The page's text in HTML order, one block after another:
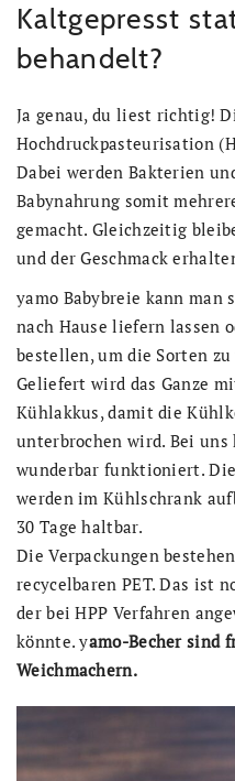
Kaltgepresst
behandelt?
Ja genau, du liest richtig!
Hochdruckpasteurisation
Dabei werden Bakterien
Babynahrung somit
gemacht. Gleichzeitig
und der Geschmack
yamo Babybreie kann man
nach Hause liefern lassen
bestellen, um die Sorten
Geliefert wird das Ganze
Kühlakkus, damit die
unterbrochen wird. Bei
wunderbar funktioniert.
werden im Kühlschrank
30 Tage haltbar.
Die Verpackungen
recycelbaren PET. Das ist
der bei HPP Verfahren
könnte. yamo-Becher sind
Weichmachern.